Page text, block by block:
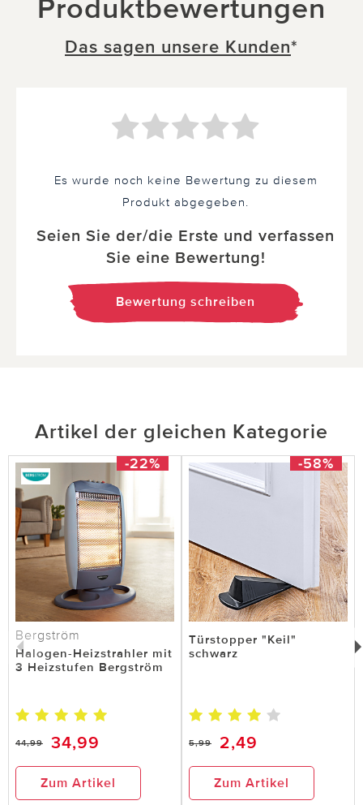
Produktbewertungen
Das sagen unsere Kunden*
Es wurde noch keine Bewertung zu diesem
Produkt abgegeben.
Seien Sie der/die Erste und verfassen
Sie eine Bewertung!
Bewertung schreiben
Artikel der gleichen Kategorie
-22%
Bergström
Halogen-Heizstrahler mit
3 Heizstufen Bergström
44,99 34,99
Zum Artikel
-58%
Türstopper "Keil"
schwarz
5,99 2,49
Zum Artikel